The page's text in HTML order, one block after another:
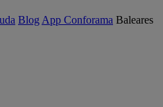
Blog App Conforama Baleares